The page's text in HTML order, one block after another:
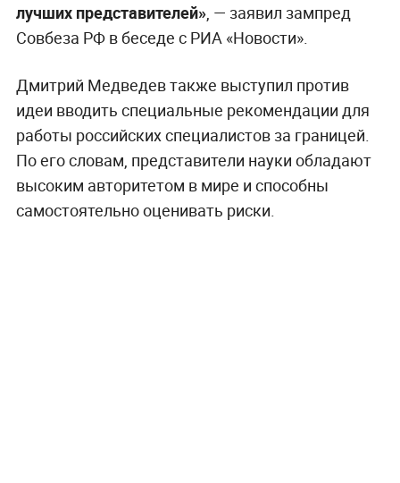
лучших представителей», — заявил зампред
Совбеза РФ в беседе с РИА «Новости».
Дмитрий Медведев также выступил против
идеи вводить специальные рекомендации для
работы российских специалистов за границей.
По его словам, представители науки обладают
высоким авторитетом в мире и способны
самостоятельно оценивать риски.